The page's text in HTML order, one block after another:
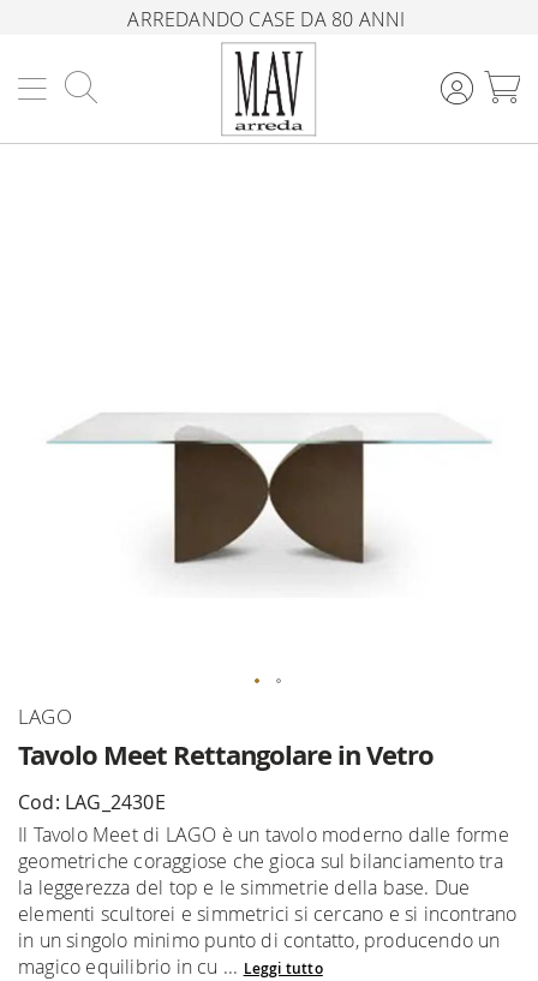
ARREDANDO CASE DA 80 ANNI
Tavolo Meet Rettangolare in Vetro
LAGO
Cod: LAG_2430E
Il Tavolo Meet di LAGO è un tavolo moderno dalle forme
geometriche coraggiose che gioca sul bilanciamento tra
la leggerezza del top e le simmetrie della base. Due
elementi scultorei e simmetrici si cercano e si incontrano
in un singolo minimo punto di contatto, producendo un
magico equilibrio in cu ... Leggi tutto
Vai
della
galleria
di
immagini